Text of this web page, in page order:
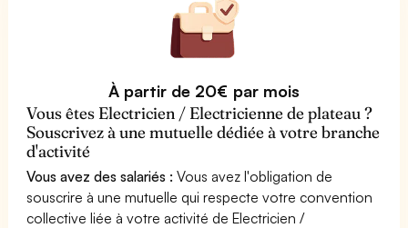
À partir de 20€ par mois
Vous êtes Electricien / Electricienne de plateau ?
Souscrivez à une mutuelle dédiée à votre branche
d'activité
Vous avez des salariés : Vous avez l'obligation de
souscrire à une mutuelle qui respecte votre convention
collective liée à votre activité de Electricien /